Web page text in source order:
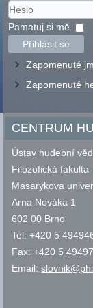
Uživatelské
jméno
Heslo
Pamatuj si mě
Přihlásit se
Zapomenuté
Zapomenuté
CENTRUM
Ústav hudební
Filozofická fakulta
Masarykova
Arna Nováka 1
602 00 Brno
Tel: +420 5
Fax: +420 5
Email: